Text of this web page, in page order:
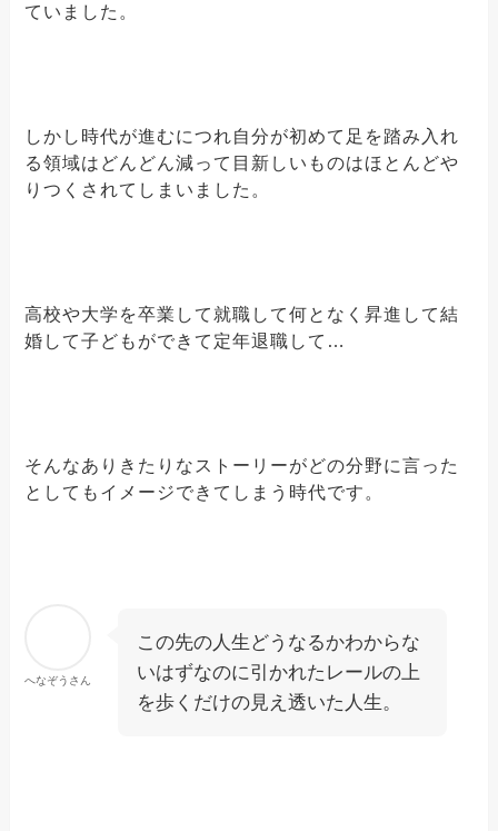
ていました。
しかし時代が進むにつれ自分が初めて足を踏み入れ
る領域はどんどん減って目新しいものはほとんどや
りつくされてしまいました。
高校や大学を卒業して就職して何となく昇進して結
婚して子どもができて定年退職して…
そんなありきたりなストーリーがどの分野に言った
としてもイメージできてしまう時代です。
へなぞうさん
この先の人生どうなるかわからな
いはずなのに引かれたレールの上
を歩くだけの見え透いた人生。